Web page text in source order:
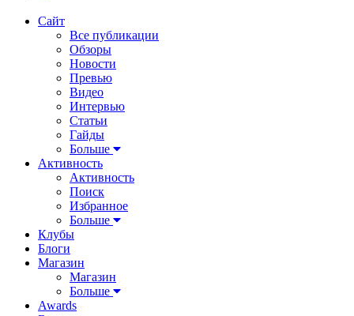
Сайт
Все публикации
Обзоры
Новости
Превью
Видео
Интервью
Статьи
Гайды
Больше
Активность
Активность
Поиск
Избранное
Больше
Клубы
Блоги
Магазин
Магазин
Больше
Awards